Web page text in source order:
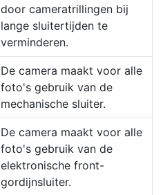
door cameratrillingen bij
lange sluitertijden te
verminderen.
De camera maakt voor alle
foto's gebruik van de
mechanische sluiter.
De camera maakt voor alle
foto's gebruik van de
elektronische front-
gordijnsluiter.